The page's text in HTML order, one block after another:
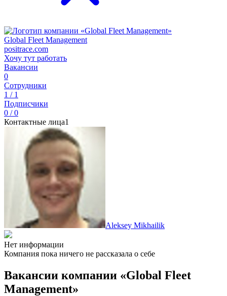
Global Fleet Management
positrace.com
Хочу тут работать
Вакансии
0
Сотрудники
1 / 1
Подписчики
0 / 0
Контактные лица1
Aleksey Mikhailik
Нет информации
Компания пока ничего не рассказала о себе
Вакансии компании «Global Fleet
Management»